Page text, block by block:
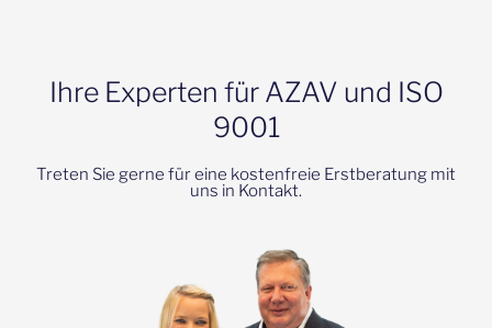
Ihre Experten für AZAV und ISO
9001
Treten Sie gerne für eine kostenfreie Erstberatung mit
uns in Kontakt.